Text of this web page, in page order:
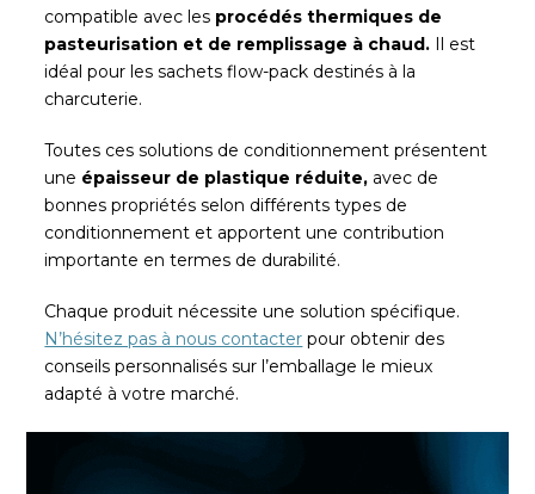
compatible avec les procédés thermiques de
pasteurisation et de remplissage à chaud. Il est
idéal pour les sachets flow-pack destinés à la
charcuterie.
Toutes ces solutions de conditionnement présentent
une épaisseur de plastique réduite, avec de
bonnes propriétés selon différents types de
conditionnement et apportent une contribution
importante en termes de durabilité.
Chaque produit nécessite une solution spécifique.
N’hésitez pas à nous contacter pour obtenir des
conseils personnalisés sur l’emballage le mieux
adapté à votre marché.